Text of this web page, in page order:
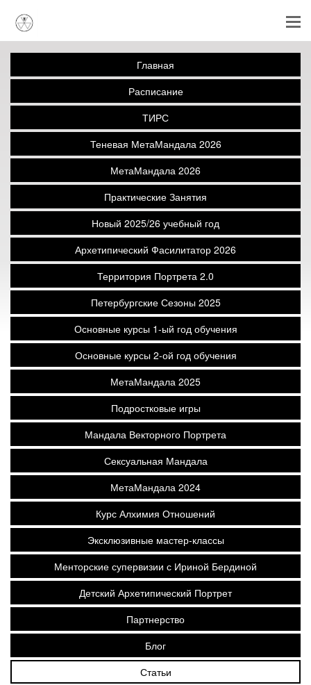
Главная
Расписание
ТИРС
Теневая МетаМандала 2026
МетаМандала 2026
Практические Занятия
Новый 2025/26 учебный год
Архетипический Фасилитатор 2026
Территория Портрета 2.0
Петербургские Сезоны 2025
Основные курсы 1-ый год обучения
Основные курсы 2-ой год обучения
МетаМандала 2025
Подростковые игры
Мандала Векторного Портрета
Сексуальная Мандала
МетаМандала 2024
Курс Алхимия Отношений
Эксклюзивные мастер-классы
Менторские супервизии с Ириной Бердиной
Детский Архетипический Портрет
Партнерство
Блог
Статьи